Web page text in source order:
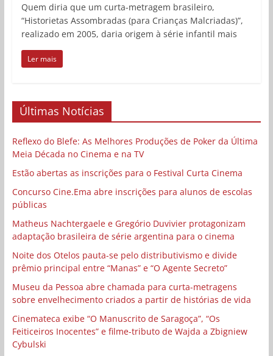
Quem diria que um curta-metragem brasileiro,
“Historietas Assombradas (para Crianças Malcriadas)”,
realizado em 2005, daria origem à série infantil mais
Ler mais
Últimas Notícias
Reflexo do Blefe: As Melhores Produções de Poker da Última
Meia Década no Cinema e na TV
Estão abertas as inscrições para o Festival Curta Cinema
Concurso Cine.Ema abre inscrições para alunos de escolas
públicas
Matheus Nachtergaele e Gregório Duvivier protagonizam
adaptação brasileira de série argentina para o cinema
Noite dos Otelos pauta-se pelo distributivismo e divide
prêmio principal entre “Manas” e “O Agente Secreto”
Museu da Pessoa abre chamada para curta-metragens
sobre envelhecimento criados a partir de histórias de vida
Cinemateca exibe “O Manuscrito de Saragoça”, “Os
Feiticeiros Inocentes” e filme-tributo de Wajda a Zbigniew
Cybulski